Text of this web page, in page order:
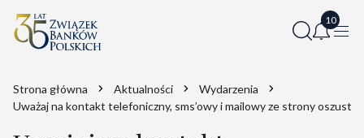
Strona główna Aktualności
Wydarzenia
Uważaj na kontakt telefoniczny, sms’owy i mailowy ze strony